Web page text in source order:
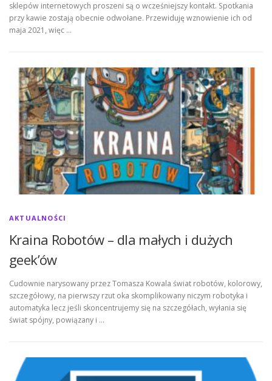
sklepów internetowych proszeni są o wcześniejszy kontakt. Spotkania
przy kawie zostają obecnie odwołane. Przewiduję wznowienie ich od
maja 2021, więc …
AKTUALNOŚCI
Kraina Robotów – dla małych i dużych
geek’ów
Cudownie narysowany przez Tomasza Kowala świat robotów, kolorowy,
szczegółowy, na pierwszy rzut oka skomplikowany niczym robotyka i
automatyka lecz jeśli skoncentrujemy się na szczegółach, wyłania się
świat spójny, powiązany i …